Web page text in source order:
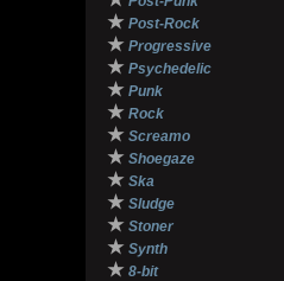
★ Post-Rock
★ Progressive
★ Psychedelic
★ Punk
★ Rock
★ Screamo
★ Shoegaze
★ Ska
★ Sludge
★ Stoner
★ Synth
★ 8-bit